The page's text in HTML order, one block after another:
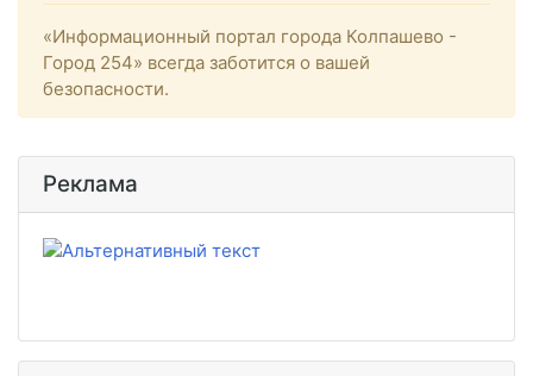
«Информационный портал города Колпашево -
Город 254» всегда заботится о вашей
безопасности.
Реклама